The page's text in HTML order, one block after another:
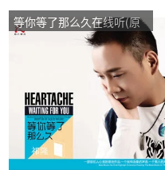
等你等了那么久在线听(原
唱是祁隆/乐凡)，魔爵演唱